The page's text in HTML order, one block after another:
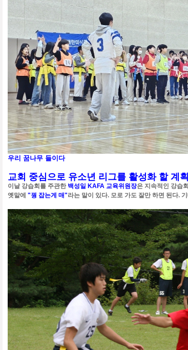
우리 꿈나무 들이다
교회 중심으로 유소년 리그를 활성화 할 계획
이날 강습회를 주관한 백성일 KAFA 교육위원장은 지속적인 강습
옛말에 "꿩 잡는게 매"라는 말이 있다. 모로 가도 잘만 하면 된다.